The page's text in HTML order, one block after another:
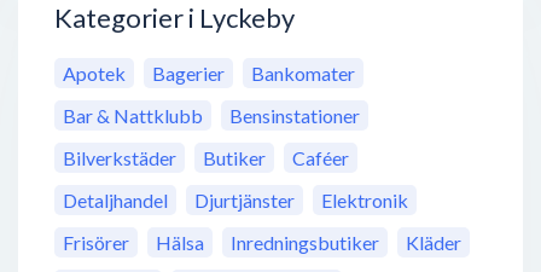
Kategorier i Lyckeby
Apotek Bagerier
Bankomater
Bar & Nattklubb
Bensinstationer
Bilverkstäder
Butiker
Caféer
Detaljhandel
Djurtjänster
Elektronik
Frisörer
Hälsa Inredningsbutiker
Kläder